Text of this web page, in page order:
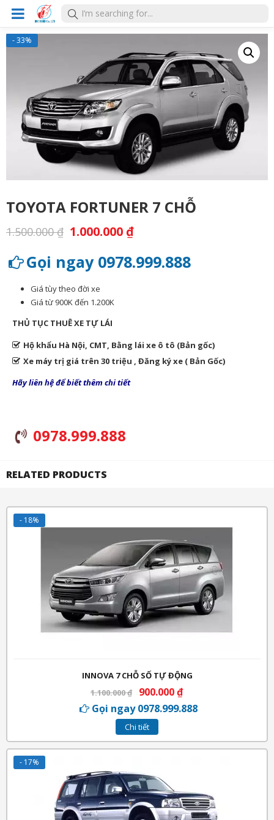
- 33%
TOYOTA FORTUNER 7 CHỖ
1.500.000₫ 1.000.000 ₫
Gọi ngay 0978.999.888
Giá tùy theo đời xe
Giá từ 900K đến 1.200K
THỦ TỤC THUÊ XE TỰ LÁI
Hộ khẩu Hà Nội, CMT, Bằng lái xe ô tô (Bản gốc)
Xe máy trị giá trên 30 triệu , Đăng ký xe ( Bản Gốc)
Hãy liên hệ để biết thêm chi tiết
0978.999.888
RELATED PRODUCTS
- 18%
INNOVA 7 CHỖ SỐ TỰ ĐỘNG
1.100.000₫ 900.000₫
Gọi ngay 0978.999.888
Chi tiết
- 17%